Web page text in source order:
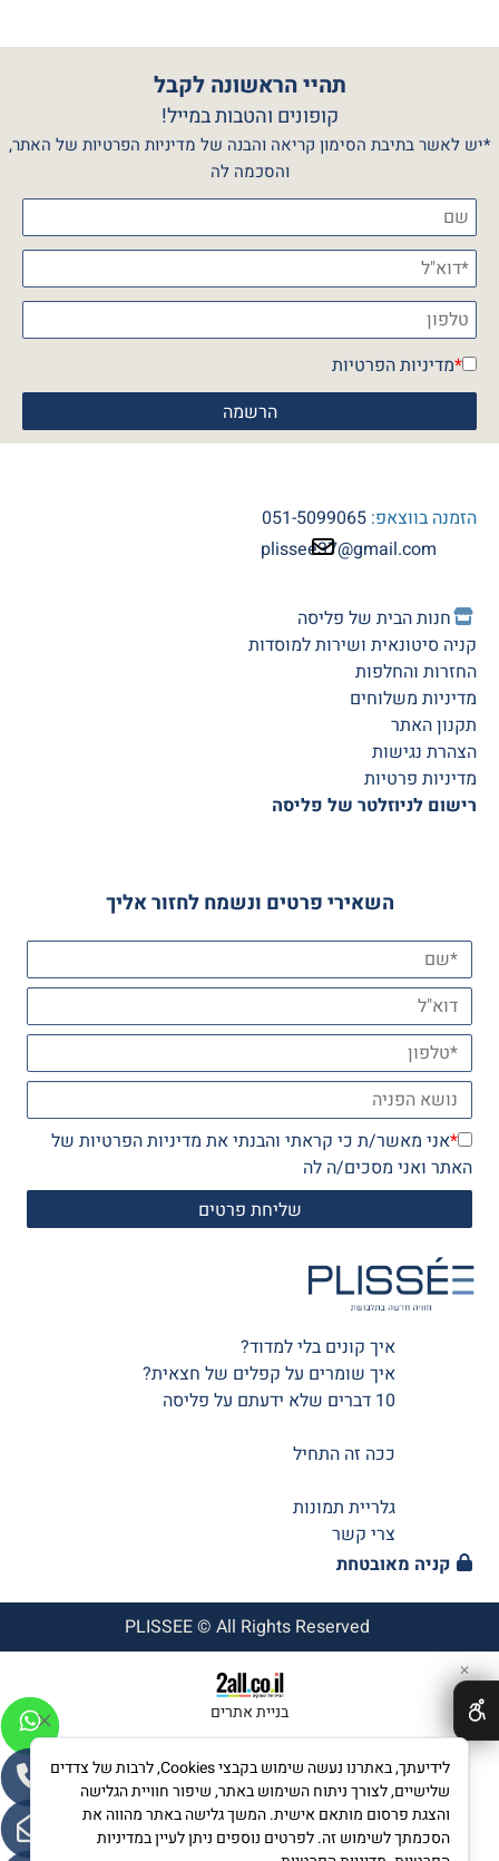
תהיי הראשונה לקבל
קופונים והטבות במייל!
*יש לאשר בתיבת הסימון קריאה והבנה של מדיניות הפרטיות של האתר,
והסכמה לה
*מדיניות הפרטיות
הזמנה בווצאפ: 051-5099065
plissee37@gmail.com
חנות הבית של פליסה
קניה סיטונאית ושירות למוסדות
החזרות והחלפות
מדיניות משלוחים
תקנון האתר
הצהרת נגישות
מדיניות פרטיות
רישום לניוזלטר של פליסה
השאירי פרטים ונשמח לחזור אליך
*אני מאשר/ת כי קראתי והבנתי את מדיניות הפרטיות של
האתר ואני מסכים/ה לה
איך קונים בלי למדוד?
איך שומרים על קפלים של חצאית?
10 דברים שלא ידעתם על פליסה
ככה זה התחיל
גלריית תמונות
צרי קשר
קניה מאובטחת
בניית אתרים
✕
לידיעתך, באתרנו נעשה שימוש בקבצי Cookies, לרבות של צדדים
שלישיים, לצורך ניתוח השימוש באתר, שיפור חוויית הגלישה
והצגת פרסום מותאם אישית. המשך גלישה באתר מהווה את
הסכמתך לשימוש זה. לפרטים נוספים ניתן לעיין במדיניות